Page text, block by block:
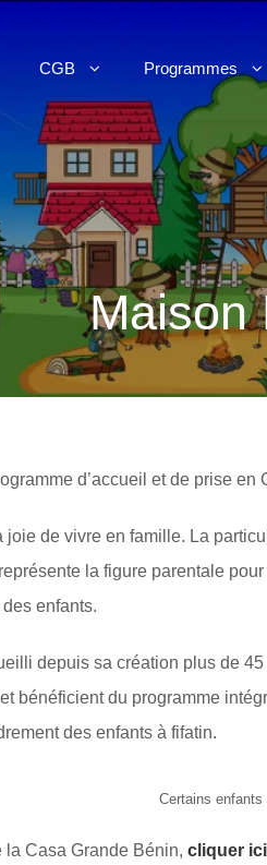
CGB Programmes
Maison
d’accueil et de prise
de vivre en famille. La
la figure parentale
enfants.
depuis sa création plus de 45
bénéficient du programme
des enfants à fifatin.
Certains enfants
Casa Grande Bénin, cliquer ici